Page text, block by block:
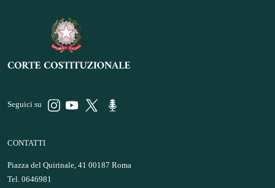
Seguici su
CONTATTI
Piazza del Quirinale, 41 00187 Roma
Tel. 0646981